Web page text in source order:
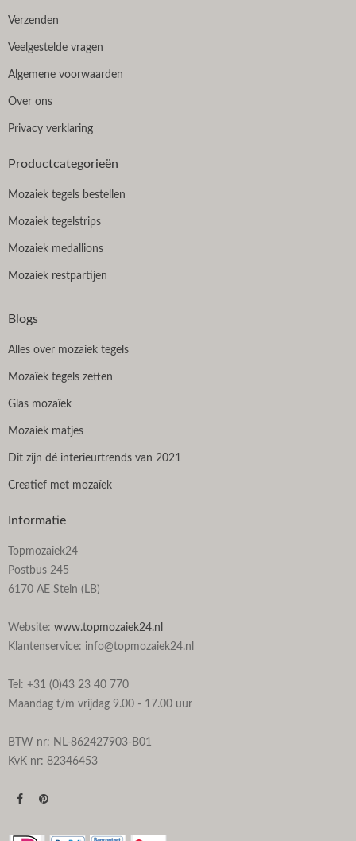
Verzenden
Veelgestelde vragen
Algemene voorwaarden
Over ons
Privacy verklaring
Productcategorieën
Mozaiek tegels bestellen
Mozaiek tegelstrips
Mozaiek medallions
Mozaiek restpartijen
Blogs
Alles over mozaiek tegels
Mozaïek tegels zetten
Glas mozaïek
Mozaiek matjes
Dit zijn dé interieurtrends van 2021
Creatief met mozaïek
Informatie
Topmozaiek24
Postbus 245
6170 AE Stein (LB)
Website: www.topmozaiek24.nl
Klantenservice: info@topmozaiek24.nl
Tel: +31 (0)43 23 40 770
Maandag t/m vrijdag 9.00 - 17.00 uur
BTW nr: NL-862427903-B01
KvK nr: 82346453